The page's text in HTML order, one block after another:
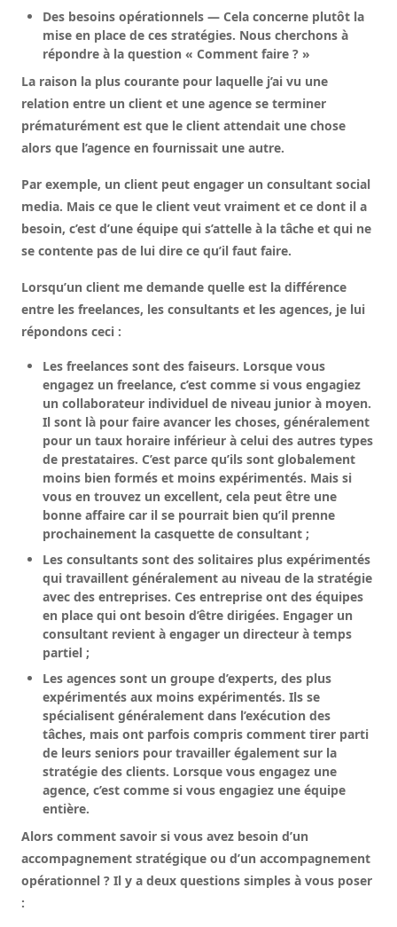
Des besoins opérationnels — Cela concerne plutôt la
mise en place de ces stratégies. Nous cherchons à
répondre à la question « Comment faire ? »
La raison la plus courante pour laquelle j’ai vu une
relation entre un client et une agence se terminer
prématurément est que le client attendait une chose
alors que l’agence en fournissait une autre.
Par exemple, un client peut engager un consultant social
media. Mais ce que le client veut vraiment et ce dont il a
besoin, c’est d’une équipe qui s’attelle à la tâche et qui ne
se contente pas de lui dire ce qu’il faut faire.
Lorsqu’un client me demande quelle est la différence
entre les freelances, les consultants et les agences, je lui
répondons ceci :
Les freelances sont des faiseurs. Lorsque vous
engagez un freelance, c’est comme si vous engagiez
un collaborateur individuel de niveau junior à moyen.
Il sont là pour faire avancer les choses, généralement
pour un taux horaire inférieur à celui des autres types
de prestataires. C’est parce qu’ils sont globalement
moins bien formés et moins expérimentés. Mais si
vous en trouvez un excellent, cela peut être une
bonne affaire car il se pourrait bien qu’il prenne
prochainement la casquette de consultant ;
Les consultants sont des solitaires plus expérimentés
qui travaillent généralement au niveau de la stratégie
avec des entreprises. Ces entreprise ont des équipes
en place qui ont besoin d’être dirigées. Engager un
consultant revient à engager un directeur à temps
partiel ;
Les agences sont un groupe d’experts, des plus
expérimentés aux moins expérimentés. Ils se
spécialisent généralement dans l’exécution des
tâches, mais ont parfois compris comment tirer parti
de leurs seniors pour travailler également sur la
stratégie des clients. Lorsque vous engagez une
agence, c’est comme si vous engagiez une équipe
entière.
Alors comment savoir si vous avez besoin d’un
accompagnement stratégique ou d’un accompagnement
opérationnel ? Il y a deux questions simples à vous poser
: